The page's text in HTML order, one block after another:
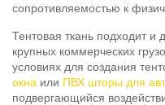
сопротивляемостью к
Тентовая ткань подходит и
крупных коммерческих
условиях для создания
окна или ПВХ шторы для
подвергающийся